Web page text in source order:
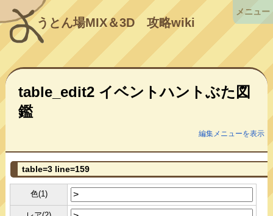
うとん場MIX＆3D攻略wiki
table_edit2 イベントハントぶた図
鑑
編集メニューを表示
table=3 line=159
色(1)
メニュー